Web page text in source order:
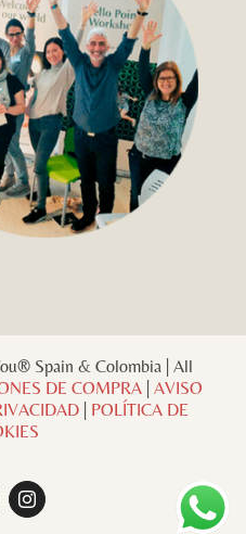
Spain & Colombia | All
DE COMPRA AVISO
| POLÍTICA DE
Instagram